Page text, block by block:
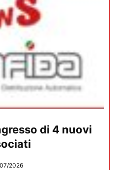
di 4 nuovi
2026